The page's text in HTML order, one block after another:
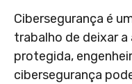
Cibersegurança é
trabalho de deixar
protegida,
cibersegurança